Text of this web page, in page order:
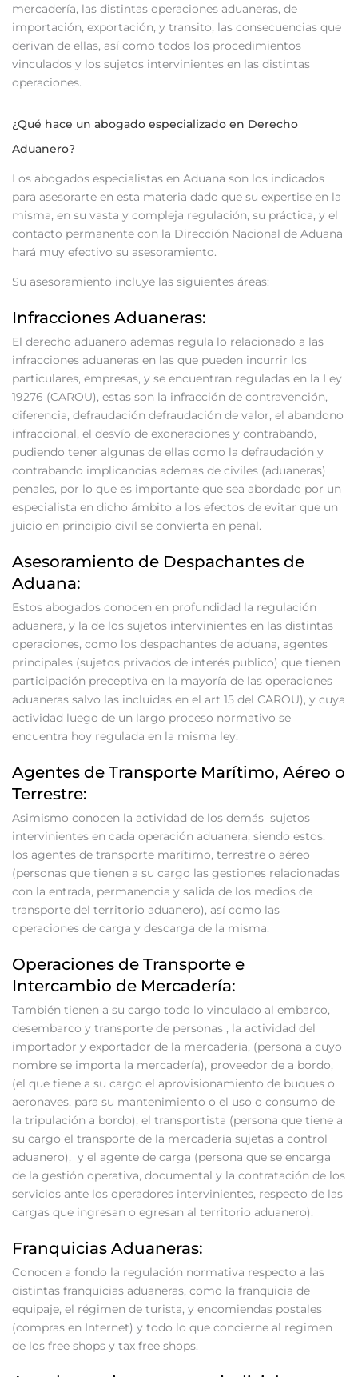
mercadería, las distintas operaciones aduaneras, de
importación, exportación, y transito, las consecuencias que
derivan de ellas, así como todos los procedimientos
vinculados y los sujetos intervinientes en las distintas
operaciones.
¿Qué hace un abogado especializado en Derecho
Aduanero?
Los abogados especialistas en Aduana son los indicados
para asesorarte en esta materia dado que su expertise en la
misma, en su vasta y compleja regulación, su práctica, y el
contacto permanente con la Dirección Nacional de Aduana
hará muy efectivo su asesoramiento.
Su asesoramiento incluye las siguientes áreas:
Infracciones Aduaneras:
El derecho aduanero ademas regula lo relacionado a las
infracciones aduaneras en las que pueden incurrir los
particulares, empresas, y se encuentran reguladas en la Ley
19276 (CAROU), estas son la infracción de contravención,
diferencia, defraudación defraudación de valor, el abandono
infraccional, el desvío de exoneraciones y contrabando,
pudiendo tener algunas de ellas como la defraudación y
contrabando implicancias ademas de civiles (aduaneras)
penales, por lo que es importante que sea abordado por un
especialista en dicho ámbito a los efectos de evitar que un
juicio en principio civil se convierta en penal.
Asesoramiento de Despachantes de
Aduana:
Estos abogados conocen en profundidad la regulación
aduanera, y la de los sujetos intervinientes en las distintas
operaciones, como los despachantes de aduana, agentes
principales (sujetos privados de interés publico) que tienen
participación preceptiva en la mayoría de las operaciones
aduaneras salvo las incluidas en el art 15 del CAROU), y cuya
actividad luego de un largo proceso normativo se
encuentra hoy regulada en la misma ley.
Agentes de Transporte Marítimo, Aéreo o
Terrestre:
Asimismo conocen la actividad de los demás sujetos
intervinientes en cada operación aduanera, siendo estos:
los agentes de transporte marítimo, terrestre o aéreo
(personas que tienen a su cargo las gestiones relacionadas
con la entrada, permanencia y salida de los medios de
transporte del territorio aduanero), así como las
operaciones de carga y descarga de la misma.
Operaciones de Transporte e
Intercambio de Mercadería:
También tienen a su cargo todo lo vinculado al embarco,
desembarco y transporte de personas , la actividad del
importador y exportador de la mercadería, (persona a cuyo
nombre se importa la mercadería), proveedor de a bordo,
(el que tiene a su cargo el aprovisionamiento de buques o
aeronaves, para su mantenimiento o el uso o consumo de
la tripulación a bordo), el transportista (persona que tiene a
su cargo el transporte de la mercadería sujetas a control
aduanero), y el agente de carga (persona que se encarga
de la gestión operativa, documental y la contratación de los
servicios ante los operadores intervinientes, respecto de las
cargas que ingresan o egresan al territorio aduanero).
Franquicias Aduaneras:
Conocen a fondo la regulación normativa respecto a las
distintas franquicias aduaneras, como la franquicia de
equipaje, el régimen de turista, y encomiendas postales
(compras en Internet) y todo lo que concierne al regimen
de los free shops y tax free shops.